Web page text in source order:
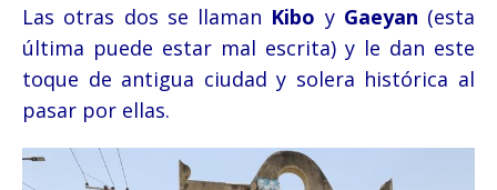
Las otras dos se llaman Kibo y Gaeyan (esta
última puede estar mal escrita) y le dan este
toque de antigua ciudad y solera histórica al
pasar por ellas.